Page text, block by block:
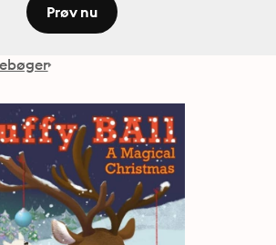
Prøv nu